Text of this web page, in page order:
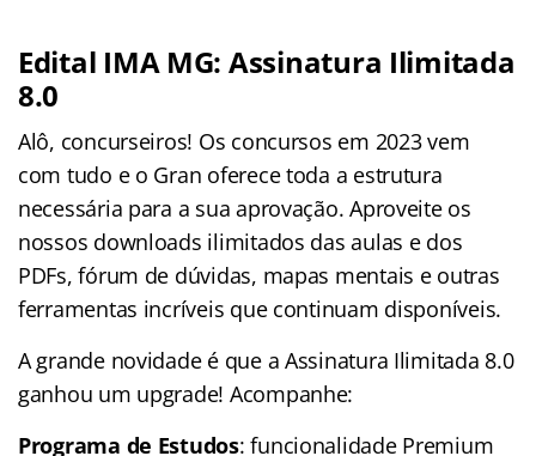
Edital IMA MG: Assinatura Ilimitada
8.0
Alô, concurseiros! Os concursos em 2023 vem
com tudo e o Gran oferece toda a estrutura
necessária para a sua aprovação. Aproveite os
nossos downloads ilimitados das aulas e dos
PDFs, fórum de dúvidas, mapas mentais e outras
ferramentas incríveis que continuam disponíveis.
A grande novidade é que a Assinatura Ilimitada 8.0
ganhou um upgrade! Acompanhe:
Programa de Estudos: funcionalidade Premium